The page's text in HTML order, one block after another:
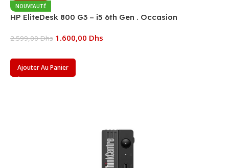
NOUVEAUTÉ
HP EliteDesk 800 G3 – i5 6th Gen . Occasion
2.599,00Dhs 1.600,00 Dhs
Ajouter Au Panier